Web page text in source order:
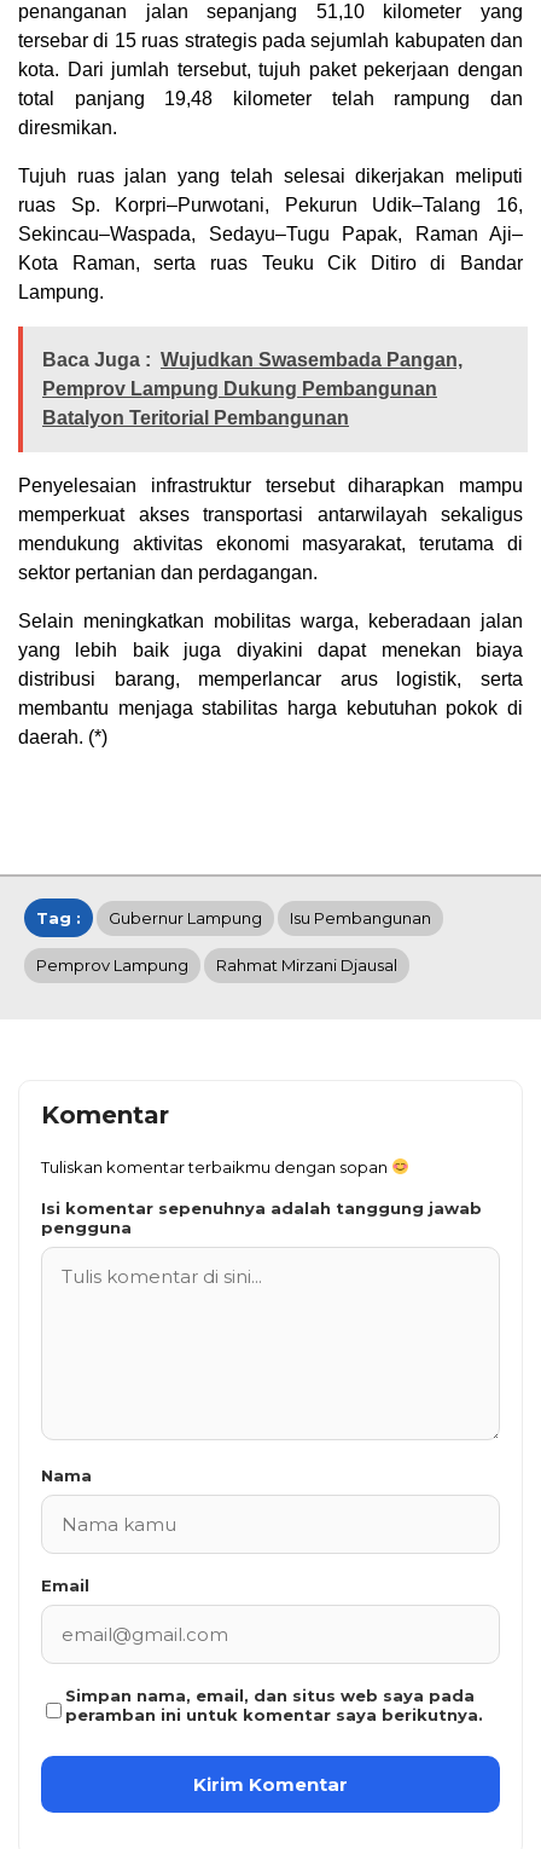
penanganan jalan sepanjang 51,10 kilometer yang
tersebar di 15 ruas strategis pada sejumlah kabupaten dan
kota. Dari jumlah tersebut, tujuh paket pekerjaan dengan
total panjang 19,48 kilometer telah rampung dan
diresmikan.
Tujuh ruas jalan yang telah selesai dikerjakan meliputi
ruas Sp. Korpri–Purwotani, Pekurun Udik–Talang 16,
Sekincau–Waspada, Sedayu–Tugu Papak, Raman Aji–
Kota Raman, serta ruas Teuku Cik Ditiro di Bandar
Lampung.
Baca Juga : Wujudkan Swasembada Pangan,
Pemprov Lampung Dukung Pembangunan
Batalyon Teritorial Pembangunan
Penyelesaian infrastruktur tersebut diharapkan mampu
memperkuat akses transportasi antarwilayah sekaligus
mendukung aktivitas ekonomi masyarakat, terutama di
sektor pertanian dan perdagangan.
Selain meningkatkan mobilitas warga, keberadaan jalan
yang lebih baik juga diyakini dapat menekan biaya
distribusi barang, memperlancar arus logistik, serta
membantu menjaga stabilitas harga kebutuhan pokok di
daerah. (*)
Tag : Gubernur Lampung Isu Pembangunan
Pemprov Lampung Rahmat Mirzani Djausal
Komentar
Tuliskan komentar terbaikmu dengan sopan
Isi komentar sepenuhnya adalah tanggung jawab
pengguna
Nama
Email
Simpan nama, email, dan situs web saya pada
peramban ini untuk komentar saya berikutnya.